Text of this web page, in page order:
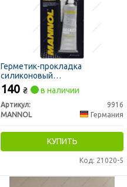
Герметик-прокладка
силиконовый
"Автомобильный"
(прозрачный) Mannol 85 г.
140 ₴ в наличии
Артикул:
9916
MANNOL
Германия
КУПИТЬ
Код: 21020-5